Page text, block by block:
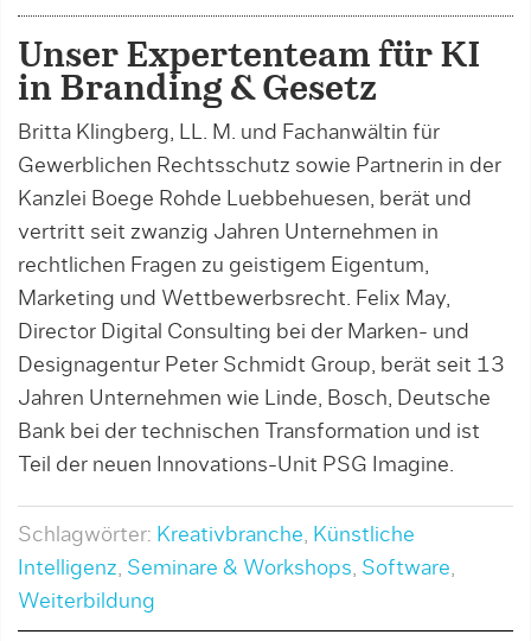
Unser Expertenteam für KI
in Branding & Gesetz
Britta Klingberg, LL. M. und Fachanwältin für
Gewerblichen Rechtsschutz sowie Partnerin in der
Kanzlei Boege Rohde Luebbehuesen, berät und
vertritt seit zwanzig Jahren Unternehmen in
rechtlichen Fragen zu geistigem Eigentum,
Marketing und Wettbewerbsrecht. Felix May,
Director Digital Consulting bei der Marken- und
Designagentur Peter Schmidt Group, berät seit 13
Jahren Unternehmen wie Linde, Bosch, Deutsche
Bank bei der technischen Transformation und ist
Teil der neuen Innovations-Unit PSG Imagine.
Schlagwörter: Kreativbranche, Künstliche
Intelligenz, Seminare & Workshops, Software,
Weiterbildung